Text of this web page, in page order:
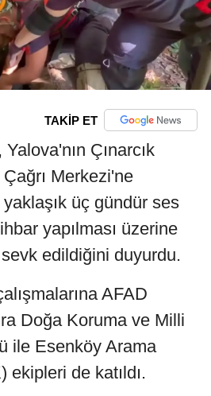
TAKİP ET
Çınarcık
Merkezi'ne
üç gündür ses
yapılması üzerine
edildiğini duyurdu.
AFAD
Doğa Koruma ve Milli
ile Esenköy Arama
ekipleri de katıldı.